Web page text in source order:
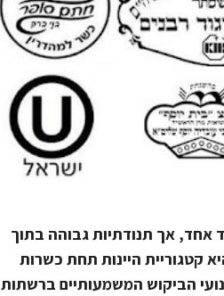
מבנית מצד אחד, אך תנודתיות גבוהה בתוך
היינות תחת כשרות
הביקוש המשמעותיים ברשתות